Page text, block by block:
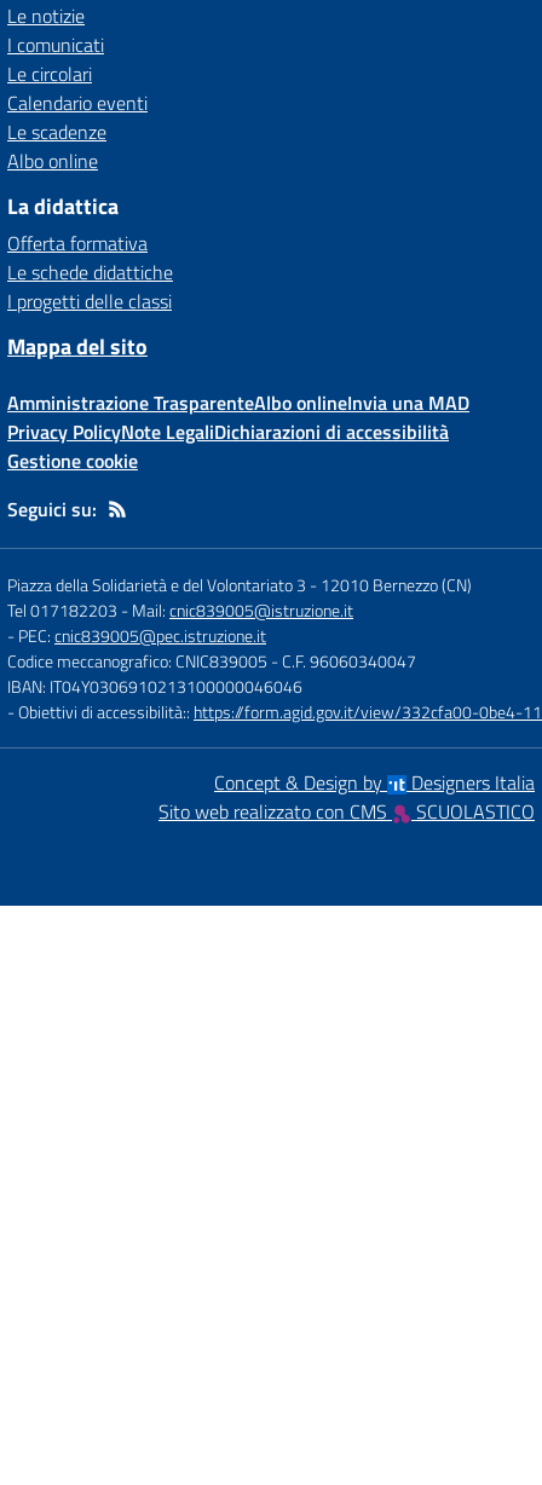
Le notizie
I comunicati
Le circolari
Calendario eventi
Le scadenze
Albo online
La didattica
Offerta formativa
Le schede didattiche
I progetti delle classi
Mappa del sito
Amministrazione TrasparenteAlbo onlineInvia una MAD
Privacy PolicyNote LegaliDichiarazioni di accessibilità
Gestione cookie
Seguici su:
Piazza della Solidarietà e del Volontariato 3 -12010 Bernezzo (CN)
Tel 017182203 - Mail:cnic839005@istruzione.it
- PEC:cnic839005@pec.istruzione.it
Codice meccanografico: CNIC839005 - C.F. 96060340047
IBAN: IT04Y0306910213100000046046
- Obiettivi di accessibilità:: https://form.agid.gov.it/view/332cfa00-0be4-
Concept & Design by
Designers Italia
Sito web realizzato con CMS
SCUOLASTICO